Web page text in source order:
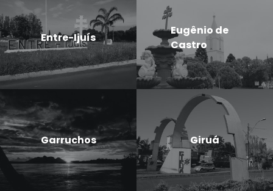
Entre-Ijuís
Eugênio de
Castro
Garruchos Giruá